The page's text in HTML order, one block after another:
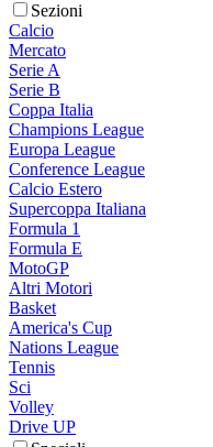
Sezioni
Calcio
Mercato
Serie A
Serie B
Coppa Italia
Champions League
Europa League
Conference League
Calcio Estero
Supercoppa Italiana
Formula 1
Formula E
MotoGP
Altri Motori
Basket
America's Cup
Nations League
Tennis
Sci
Volley
Drive UP